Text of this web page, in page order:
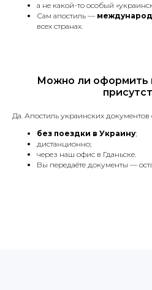
а не какой-то особый
Сам апостиль —
всех странах.
Можно ли оформить
Да. Апостиль украинских
без поездки в Украину;
дистанционно;
через наш офис в Гданьске.
Вы передаёте документы —
Языки с
мы работаем
Английский
Польский
Украинский